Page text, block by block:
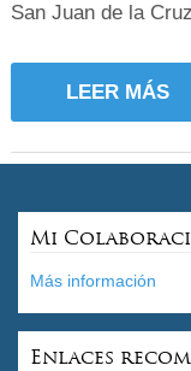
San Juan de la
LEER MÁS
Mi
Más información
Enlaces